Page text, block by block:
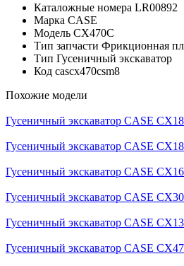
Каталожные номера LR00892
Марка CASE
Модель CX470C
Тип запчасти Фрикционная
Тип Гусеничный экскаватор
Код cascx470csm8
Похожие модели
Гусеничный экскаватор CASE
Гусеничный экскаватор CASE
Гусеничный экскаватор CASE
Гусеничный экскаватор CASE
Гусеничный экскаватор CASE
Гусеничный экскаватор CASE